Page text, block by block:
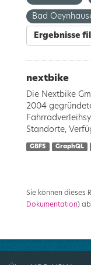
Bad
Ergebnisse
nextbike
Die Nextbike
2004
Standorte,
GBFS GraphQL
Sie können dieses
Dokumentation)